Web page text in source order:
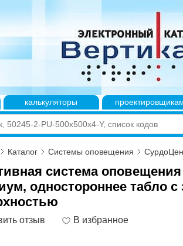
калькуляторы
Каталог Системы оповещения
система
одностороннее табло с
отзыв